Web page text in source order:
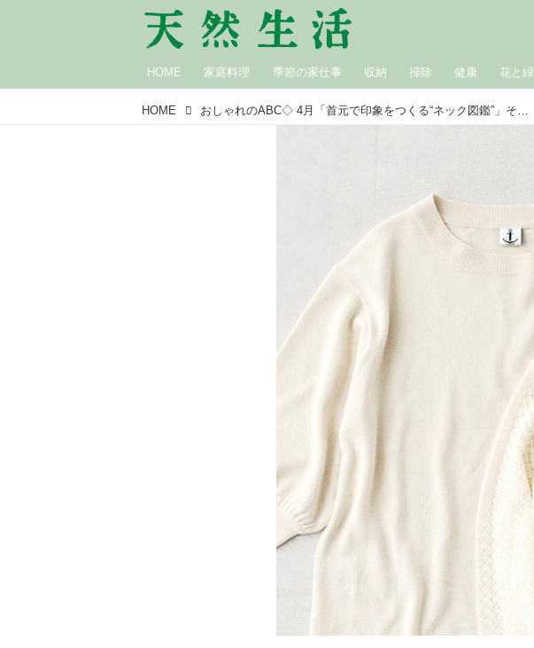
HOME 家庭料理 季節の家仕事 収納 掃除 健康 花と緑
HOME おしゃれのABC◇ 4月「首元で印象をつくる“ネック図鑑”」その（2）〜クルーネックの種類〜 現役スタイリストが、おしゃれの悩みを解決｜植村美智子